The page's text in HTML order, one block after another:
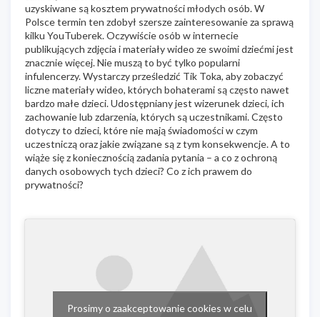
uzyskiwane są kosztem prywatności młodych osób. W
Polsce termin ten zdobył szersze zainteresowanie za sprawą
kilku YouTuberek. Oczywiście osób w internecie
publikujących zdjęcia i materiały wideo ze swoimi dziećmi jest
znacznie więcej. Nie muszą to być tylko popularni
infulencerzy. Wystarczy prześledzić Tik Toka, aby zobaczyć
liczne materiały wideo, których bohaterami są często nawet
bardzo małe dzieci. Udostępniany jest wizerunek dzieci, ich
zachowanie lub zdarzenia, których są uczestnikami. Często
dotyczy to dzieci, które nie mają świadomości w czym
uczestniczą oraz jakie związane są z tym konsekwencje. A to
wiąże się z koniecznością zadania pytania – a co z ochroną
danych osobowych tych dzieci? Co z ich prawem do
prywatności?
Prosimy o zaakceptowanie cookies w celu